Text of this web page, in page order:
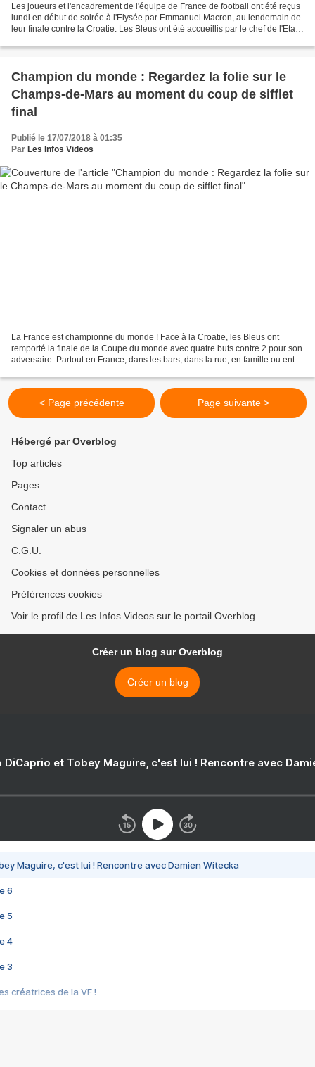
Les joueurs et l'encadrement de l'équipe de France de football ont été reçus
lundi en début de soirée à l'Elysée par Emmanuel Macron, au lendemain de
leur finale contre la Croatie. Les Bleus ont été accueillis par le chef de l'Etat
Champion du monde : Regardez la folie sur le
Champs-de-Mars au moment du coup de sifflet
final
Publié le 17/07/2018 à 01:35
Par Les Infos Videos
La France est championne du monde ! Face à la Croatie, les Bleus ont
remporté la finale de la Coupe du monde avec quatre buts contre 2 pour son
adversaire. Partout en France, dans les bars, dans la rue, en famille ou entre
< Page précédente Page suivante >
Hébergé par Overblog
Top articles
Pages
Contact
Signaler un abus
C.G.U.
Cookies et données personnelles
Préférences cookies
Voir le profil de Les Infos Videos sur le portail Overblog
Créer un blog sur Overblog
Créer un blog
DiCaprio et Tobey Maguire, c'est lui ! Rencontre avec
Maguire, c'est lui ! Rencontre avec Damien Witecka
6
5
4
3
créatrices de la VF !